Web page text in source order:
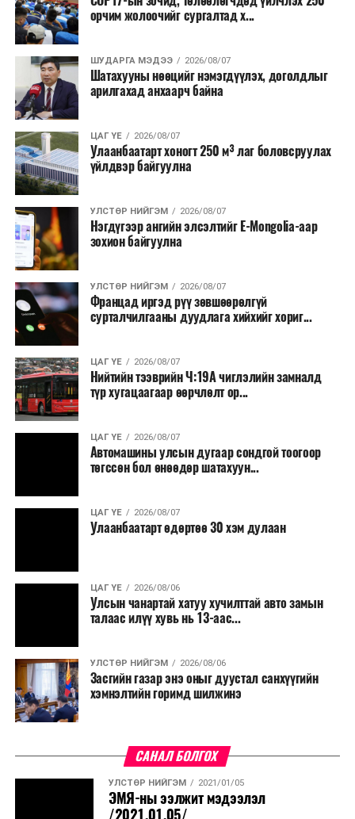
орчим жолоочийг сургалтад х...
ШУДАРГА МЭДЭЭ 2026/08/07
Шатахууны нөөцийг нэмэгдүүлэх, доголдлыг
арилгахад анхаарч байна
ЦАГ ҮЕ 2026/08/07
Улаанбаатарт хоногт 250 м³ лаг боловсруулах
үйлдвэр байгуулна
УЛСТӨР НИЙГЭМ 2026/08/07
Нэгдүгээр ангийн элсэлтийг E-Mongolia-аар
зохион байгуулна
УЛСТӨР НИЙГЭМ 2026/08/07
Францад иргэд рүү зөвшөөрөлгүй
сурталчилгааны дуудлага хийхийг хориг...
ЦАГ ҮЕ 2026/08/07
Нийтийн тээврийн Ч:19А чиглэлийн замналд
түр хугацаагаар өөрчлөлт ор...
ЦАГ ҮЕ 2026/08/07
Автомашины улсын дугаар сондгой тоогоор
төгссөн бол өнөөдөр шатахуун...
ЦАГ ҮЕ 2026/08/07
Улаанбаатарт өдөртөө 30 хэм дулаан
ЦАГ ҮЕ 2026/08/06
Улсын чанартай хатуу хучилттай авто замын
талаас илүү хувь нь 13-аас...
УЛСТӨР НИЙГЭМ 2026/08/06
Засгийн газар энэ оныг дуустал санхүүгийн
хэмнэлтийн горимд шилжинэ
САНАЛ БОЛГОХ
УЛСТӨР НИЙГЭМ 2021/01/05
ЭМЯ-ны ээлжит мэдээлэл
/2021.01.05/